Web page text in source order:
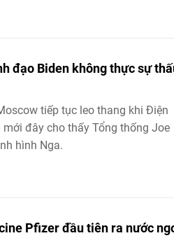
đạo Biden không thực sự
tiếp tục leo thang khi Điện
đây cho thấy Tổng thống Joe
hình Nga.
Pfizer đầu tiên ra nước